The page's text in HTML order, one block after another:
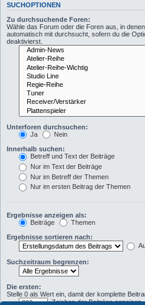
SUCHOPTIONEN
Zu durchsuchende Foren:
Wähle das Forum oder die Foren aus, in
automatisch mit durchsucht, sofern du die
deaktivierst.
Unterforen durchsuchen:
Ja
Nein
Innerhalb suchen:
Betreff und Text der Beiträge
Nur im Text der Beiträge
Nur im Betreff der Themen
Nur im ersten Beitrag der Themen
Ergebnisse anzeigen als:
Beiträge
Themen
Ergebnisse sortieren nach:
Suchzeitraum begrenzen:
Die ersten:
Stelle 0 als Wert ein, damit der komplette
Zeichen der Beiträge anzeigen